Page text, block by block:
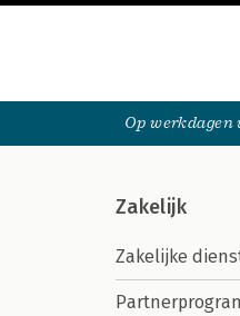
Op
Zakelijk
Zakelijke